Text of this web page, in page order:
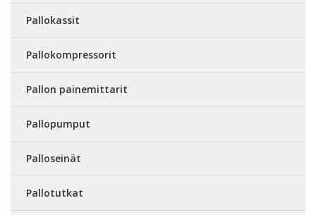
Pallokassit
Pallokompressorit
Pallon painemittarit
Pallopumput
Palloseinät
Pallotutkat